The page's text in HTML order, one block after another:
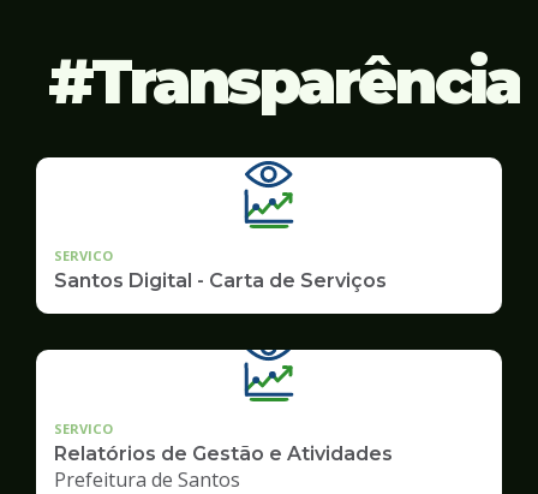
Transparência
SERVICO
Santos Digital - Carta de Serviços
SERVICO
Relatórios de Gestão e Atividades
Prefeitura de Santos